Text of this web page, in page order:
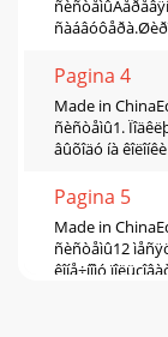
Pagina 4
Made in
ñèñòåìû1.
âûõîäó íà
Pagina 5
Made in
ñèñòåìû12
êîíå÷íîìó